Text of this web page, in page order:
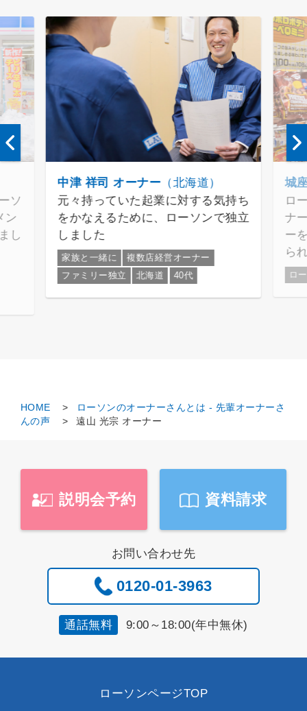
ソ
ン
し
中津 祥司 オーナー（北海道）
元々持っていた起業に対する気持ち
をかなえるために、ローソンで独立
しました
家族と一緒に
複数店経営オーナー
ファミリー独立
北海道 40代
城
ロ
ナ
ー
ら
ロ
HOME
ローソンのオーナーさんとは - 先輩オーナーさ
んの声
遠山 光宗 オーナー
説明会予約 資料請求
お問い合わせ先
通話無料
0120-01-3963
9:00～18:00(年中無休)
ローソンページTOP